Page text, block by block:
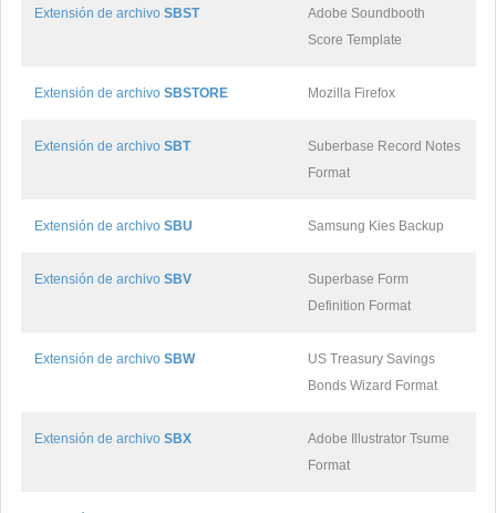
Extensión de archivo SBST
Adobe Soundbooth
Score Template
Extensión de archivo SBSTORE Mozilla Firefox
Extensión de archivo SBT
Suberbase Record Notes
Format
Extensión de archivo SBU Samsung Kies Backup
Extensión de archivo SBV
Superbase Form
Definition Format
Extensión de archivo SBW
US Treasury Savings
Bonds Wizard Format
Extensión de archivo SBX
Adobe Illustrator Tsume
Format